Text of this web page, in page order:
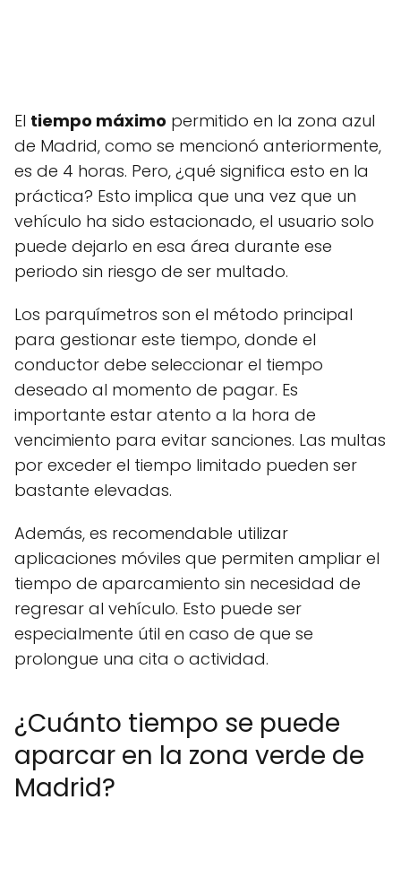
El tiempo máximo permitido en la zona azul
de Madrid, como se mencionó anteriormente,
es de 4 horas. Pero, ¿qué significa esto en la
práctica? Esto implica que una vez que un
vehículo ha sido estacionado, el usuario solo
puede dejarlo en esa área durante ese
periodo sin riesgo de ser multado.
Los parquímetros son el método principal
para gestionar este tiempo, donde el
conductor debe seleccionar el tiempo
deseado al momento de pagar. Es
importante estar atento a la hora de
vencimiento para evitar sanciones. Las multas
por exceder el tiempo limitado pueden ser
bastante elevadas.
Además, es recomendable utilizar
aplicaciones móviles que permiten ampliar el
tiempo de aparcamiento sin necesidad de
regresar al vehículo. Esto puede ser
especialmente útil en caso de que se
prolongue una cita o actividad.
¿Cuánto tiempo se puede
aparcar en la zona verde de
Madrid?